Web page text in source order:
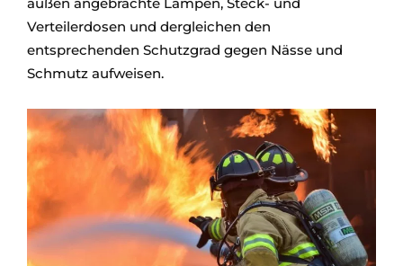
Verteilerdosen und dergleichen den
entsprechenden Schutzgrad gegen Nässe und
Schmutz aufweisen.